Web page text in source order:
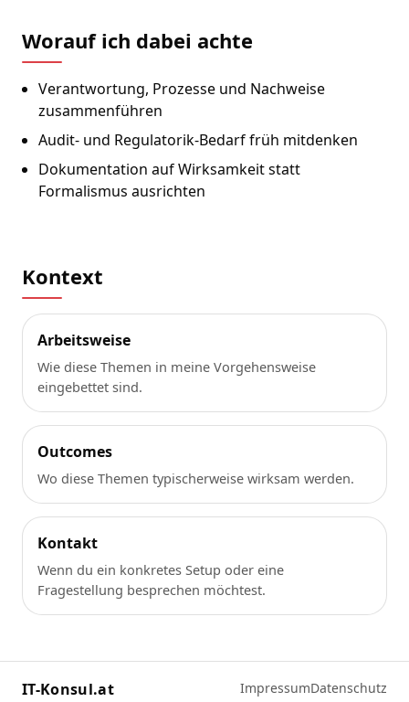
Worauf ich dabei achte
Verantwortung, Prozesse und Nachweise
zusammenführen
Audit- und Regulatorik-Bedarf früh mitdenken
Dokumentation auf Wirksamkeit statt
Formalismus ausrichten
Kontext
Arbeitsweise
Wie diese Themen in meine Vorgehensweise
eingebettet sind.
Outcomes
Wo diese Themen typischerweise wirksam werden.
Kontakt
Wenn du ein konkretes Setup oder eine
Fragestellung besprechen möchtest.
IT-Konsul.at ImpressumDatenschutz